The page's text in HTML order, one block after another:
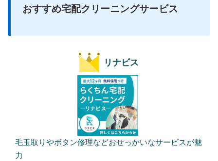
おすすめ宅配クリーニングサービス
リナビス
毛玉取りやボタン修理などおせっかいなサービスが魅
力